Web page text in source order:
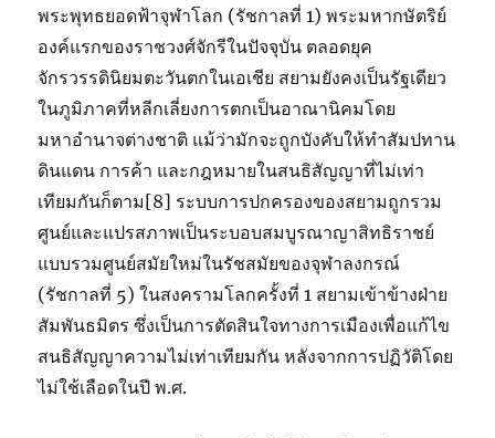
พระพุทธยอดฟ้าจุฬาโลก (รัชกาลที่ 1) พระมหากษัตริย์
องค์แรกของราชวงศ์จักรีในปัจจุบัน ตลอดยุค
จักรวรรดินิยมตะวันตกในเอเชีย สยามยังคงเป็นรัฐเดียว
ในภูมิภาคที่หลีกเลี่ยงการตกเป็นอาณานิคมโดย
มหาอำนาจต่างชาติ แม้ว่ามักจะถูกบังคับให้ทำสัมปทาน
ดินแดน การค้า และกฎหมายในสนธิสัญญาที่ไม่เท่า
เทียมกันก็ตาม[8] ระบบการปกครองของสยามถูกรวม
ศูนย์และแปรสภาพเป็นระบอบสมบูรณาญาสิทธิราชย์
แบบรวมศูนย์สมัยใหม่ในรัชสมัยของจุฬาลงกรณ์
(รัชกาลที่ 5) ในสงครามโลกครั้งที่ 1 สยามเข้าข้างฝ่าย
สัมพันธมิตร ซึ่งเป็นการตัดสินใจทางการเมืองเพื่อแก้ไข
สนธิสัญญาความไม่เท่าเทียมกัน หลังจากการปฏิวัติโดย
ไม่ใช้เลือดในปี พ.ศ.